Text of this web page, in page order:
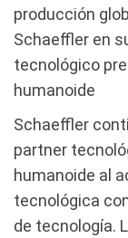
producción
Schaeffler en
tecnológico
humanoide
Schaeffler
partner
humanoide al
tecnológica
de tecnología.